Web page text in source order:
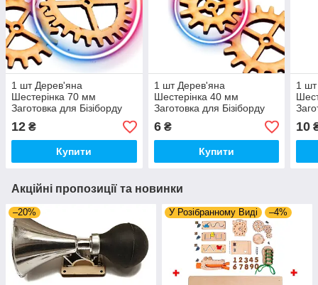
1 шт Дерев'яна
Шестерінка 70 мм
Заготовка для Бізіборду
Шестерня з Фанери 7 см
(Без Саморіза) Мелк
12 ₴
Купити
1 шт Дерев'яна
Шестерінка 40 мм
Заготовка для Бізіборду
Шестерня з Фанери 4 см
(Без Саморіза) Мелк
6₴
Купити
1
(Без
Зуби
10
Акційні пропозиції та новинки
–20% У Розібранному Виді –4%